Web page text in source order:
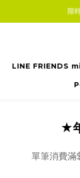
限
LINE FRIENDS
★
單筆消費滿